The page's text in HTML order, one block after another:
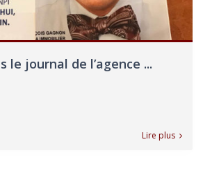
le journal de l’agence ...
Lire plus